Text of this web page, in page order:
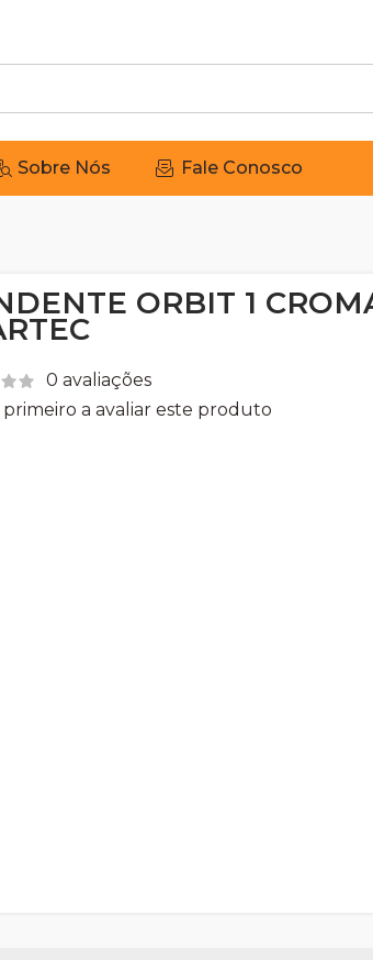
Sobre Nós Fale Conosco
ORBIT 1
0 avaliações
primeiro a avaliar este produto